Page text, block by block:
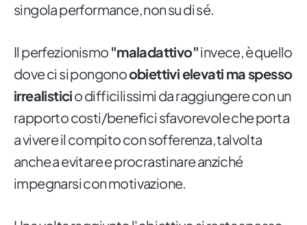
singola performance, non su di sé.
Il perfezionismo "maladattivo"invece, è quello
dove ci si pongonoobiettivi elevati ma spesso
irrealisticio difficilissimi da raggiungere con un
rapporto costi/benefici sfavorevole che porta
a vivere il compito con sofferenza, talvolta
anche a evitare e procrastinare anziché
impegnarsi con motivazione.